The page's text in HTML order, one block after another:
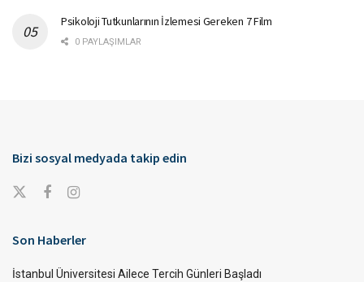
Psikoloji Tutkunlarının İzlemesi Gereken 7 Film
0 PAYLAŞIMLAR
Bizi sosyal medyada takip edin
Son Haberler
İstanbul Üniversitesi Ailece Tercih Günleri Başladı